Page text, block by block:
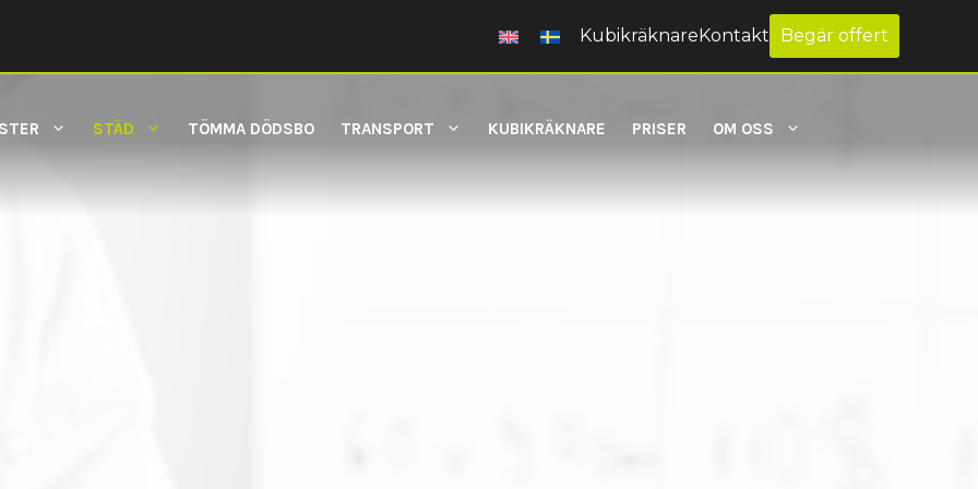
KubikräknareKontakt Begär offert
STÄD TÖMMA DÖDSBO TRANSPORT KUBIKRÄKNARE PRISER OM OSS